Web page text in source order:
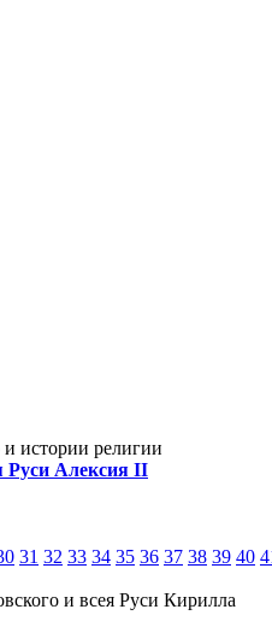
истории религии
Руси Алексия II
31 32 33 34 35 36 37 38 39 40
и всея Руси Кирилла